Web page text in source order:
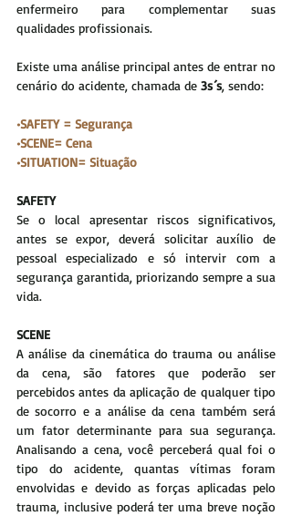
enfermeiro para complementar suas
qualidades profissionais.
Existe uma análise principal antes de entrar no
cenário do acidente, chamada de 3s´s, sendo:
•SAFETY = Segurança
•SCENE= Cena
•SITUATION= Situação
SAFETY
Se o local apresentar riscos significativos,
antes se expor, deverá solicitar auxílio de
pessoal especializado e só intervir com a
segurança garantida, priorizando sempre a sua
vida.
SCENE
A análise da cinemática do trauma ou análise
da cena, são fatores que poderão ser
percebidos antes da aplicação de qualquer tipo
de socorro e a análise da cena também será
um fator determinante para sua segurança.
Analisando a cena, você perceberá qual foi o
tipo do acidente, quantas vítimas foram
envolvidas e devido as forças aplicadas pelo
trauma, inclusive poderá ter uma breve noção